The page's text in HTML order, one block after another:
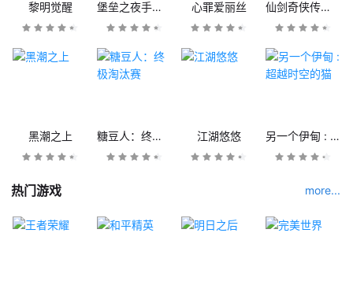
黎明觉醒 堡垒之夜手机版 心罪爱丽丝 仙剑奇侠传九野
黑潮之上 糖豆人：终极淘汰赛 江湖悠悠 另一个伊甸 : 超越时空的猫
热门游戏 more...